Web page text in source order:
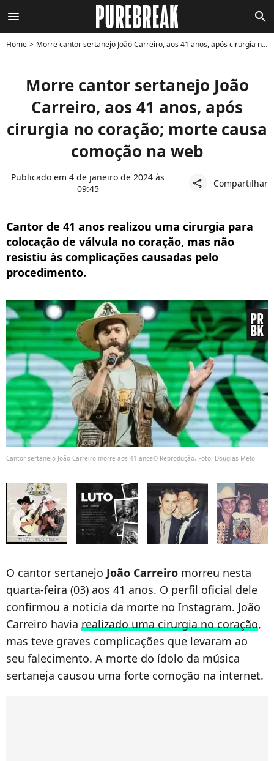
menu search
Home Morre cantor sertanejo João Carreiro, aos 41 anos, após cirurgia no coração; morte causa comoção na web
Morre cantor sertanejo João
Carreiro, aos 41 anos, após
cirurgia no coração; morte causa
comoção na web
Publicado em 4 de janeiro de 2024 às
09:45
share Compartilhar
Cantor de 41 anos realizou uma cirurgia para
colocação de válvula no coração, mas não
resistiu às complicações causadas pelo
procedimento.
Cantor sertanejo João Carreiro morre aos 41 anos© Reprodução, Foto: Douglas Melo
O cantor sertanejo João Carreiro morreu nesta
quarta-feira (03) aos 41 anos. O perfil oficial dele
confirmou a notícia da morte no Instagram. João
Carreiro havia realizado uma cirurgia no coração,
mas teve graves complicações que levaram ao
seu falecimento. A morte do ídolo da música
sertaneja causou uma forte comoção na internet.